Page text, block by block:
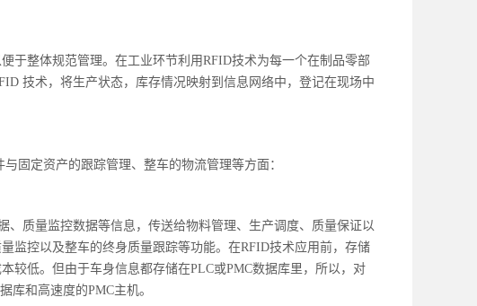
于整体规范管理。在工业环节利用RFID技术为每一个在制品零部
技术，将生产状态，库存情况映射到信息网络中，登记在现场中
固定资产的跟踪管理、整车的物流管理等方面：
质量监控数据等信息，传送给物料管理、生产调度、质量保证以
监控以及整车的终身质量跟踪等功能。在RFID技术应用前，存储
较低。但由于车身信息都存储在PLC或PMC数据库里，所以，对
库和高速度的PMC主机。